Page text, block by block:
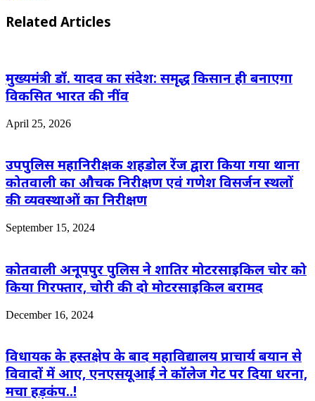
Related Articles
मुख्यमंत्री डॉ. यादव का संदेश: समृद्ध किसान ही बनाएगा
विकसित भारत की नींव
April 25, 2026
उपपुलिस महानिरीक्षक शहडोल रेंज द्वारा किया गया थाना
कोतवाली का औचक निरीक्षण एवं गणेश विसर्जन स्थलों
की व्यवस्थाओं का निरीक्षण
September 15, 2024
कोतवाली अनूपपुर पुलिस ने शातिर मोटरसाइकिल चोर को
किया गिरफ्तार, चोरी की दो मोटरसाइकिल बरामद
December 16, 2024
विधायक के हस्तक्षेप के बाद महाविद्यालय प्राचार्य बयान से
विवादों में आए, एनएसयूआई ने कॉलेज गेट पर दिया धरना,
मचा हड़कंप..!